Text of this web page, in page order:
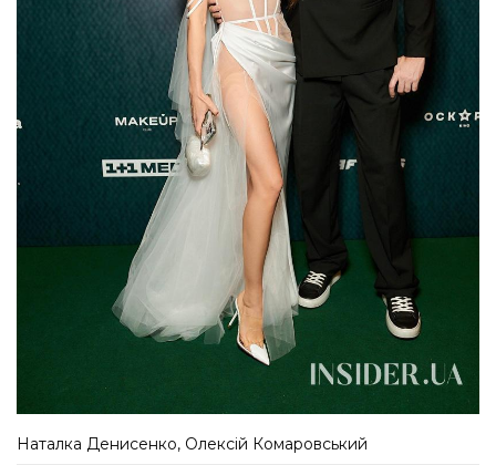
Наталка Денисенко, Олексій Комаровський